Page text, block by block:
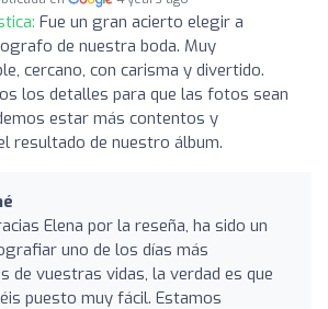
Fue un gran acierto elegir a
de nuestra boda. Muy
cercano, con carisma y divertido.
los detalles para que las fotos sean
estar más contentos y
resultado de nuestro álbum.
Elena por la reseña, ha sido un
uno de los días más
de vuestras vidas, la verdad es que
puesto muy fácil. Estamos